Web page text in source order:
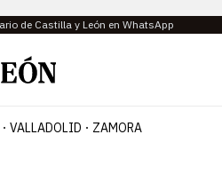
de Castilla y León en WhatsApp
VALLADOLID ZAMORA